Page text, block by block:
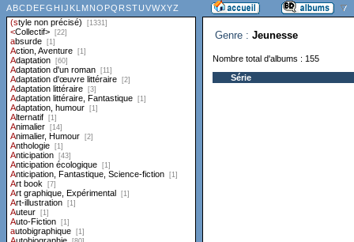
Genre : Jeunesse
Nombre total d'albums : 155
Série